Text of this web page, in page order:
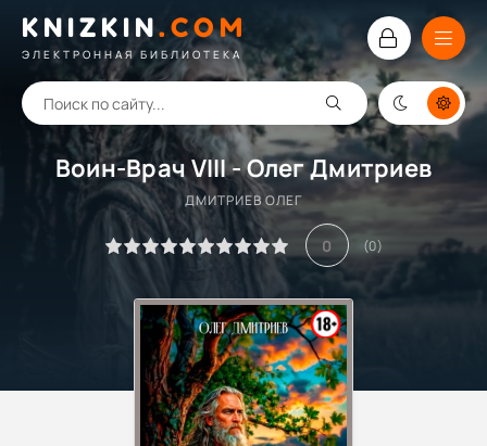
KNIZKIN. COM
ЭЛЕКТРОННАЯ БИБЛИОТЕКА
Воин-Врач VIII - Олег Дмитриев
ДМИТРИЕВ ОЛЕГ
0 (0)